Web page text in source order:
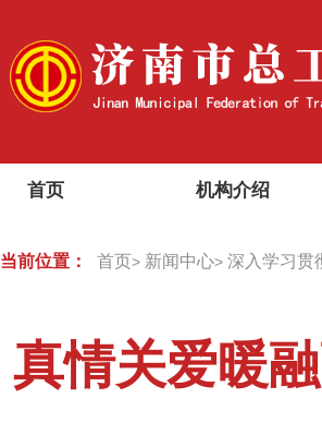
首页 机构介绍
当前位置： 首页> 新闻中心> 深入学习贯
真情关爱暖